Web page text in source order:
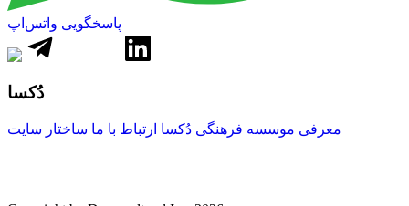
پاسخگویی واتس‌اپ
دُکسا
معرفی موسسه فرهنگی دُکسا ارتباط با ما ساختار سایت